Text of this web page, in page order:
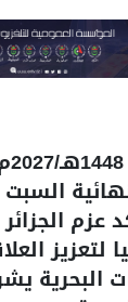
السبت 15 أوت
عزم
البحرية